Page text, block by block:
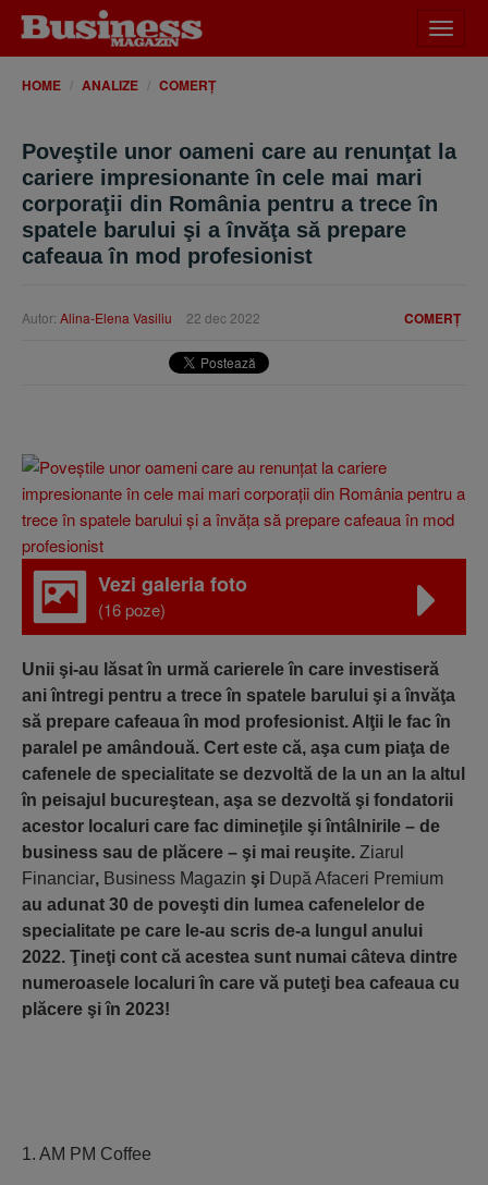
meniu
HOME ANALIZE COMERȚ
Poveştile unor oameni care au renunţat la
cariere impresionante în cele mai mari
corporaţii din România pentru a trece în
spatele barului şi a învăţa să prepare
cafeaua în mod profesionist
COMERȚ
Autor: Alina-Elena Vasiliu 22 dec 2022
Vezi galeria foto
(16 poze)
Unii şi-au lăsat în urmă carierele în care investiseră
ani întregi pentru a trece în spatele barului şi a învăţa
să prepare cafeaua în mod profesionist. Alţii le fac în
paralel pe amândouă. Cert este că, aşa cum piaţa de
cafenele de specialitate se dezvoltă de la un an la altul
în peisajul bucureştean, aşa se dezvoltă şi fondatorii
acestor localuri care fac dimineţile şi întâlnirile – de
business sau de plăcere – şi mai reuşite. Ziarul
Financiar, Business Magazin şi După Afaceri Premium
au adunat 30 de poveşti din lumea cafenelelor de
specialitate pe care le-au scris de-a lungul anului
2022. Ţineţi cont că acestea sunt numai câteva dintre
numeroasele localuri în care vă puteţi bea cafeaua cu
plăcere şi în 2023!
1. AM PM Coffee